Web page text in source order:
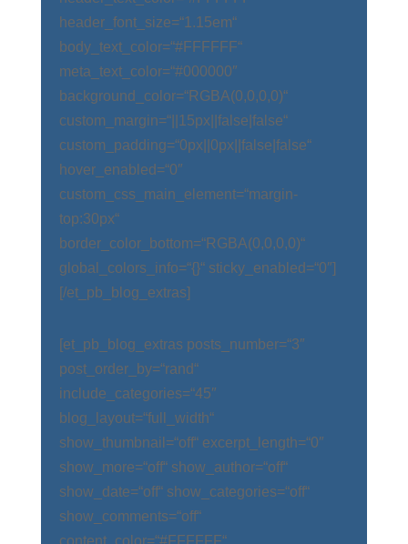
header_font_size=“1.15em“
body_text_color=“#FFFFFF“
meta_text_color=“#000000″
background_color=“RGBA(0,0,0,0)“
custom_margin=“||15px||false|false“
custom_padding=“0px||0px||false|false“
hover_enabled=“0″
custom_css_main_element=“margin-
top:30px“
border_color_bottom=“RGBA(0,0,0,0)“
global_colors_info=“{}“ sticky_enabled=“0″]
[/et_pb_blog_extras]
[et_pb_blog_extras posts_number=“3″
post_order_by=“rand“
include_categories=“45″
blog_layout=“full_width“
show_thumbnail=“off“ excerpt_length=“0″
show_more=“off“ show_author=“off“
show_date=“off“ show_categories=“off“
show_comments=“off“